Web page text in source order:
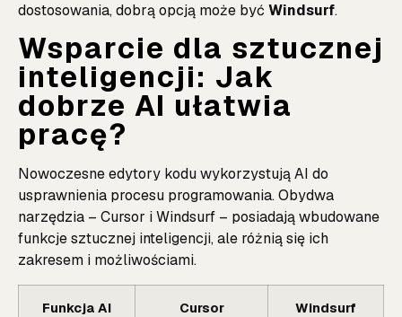
dostosowania, dobrą opcją może być Windsurf.
Wsparcie dla sztucznej
inteligencji: Jak
dobrze AI ułatwia
pracę?
Nowoczesne edytory kodu wykorzystują AI do
usprawnienia procesu programowania. Obydwa
narzędzia – Cursor i Windsurf – posiadają wbudowane
funkcje sztucznej inteligencji, ale różnią się ich
zakresem i możliwościami.
Funkcja AI Cursor Windsurf